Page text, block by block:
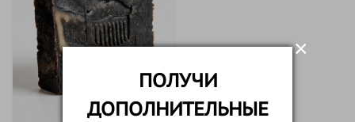
ПОЛУЧИ
ДОПОЛНИТЕЛЬНЫЕ
×